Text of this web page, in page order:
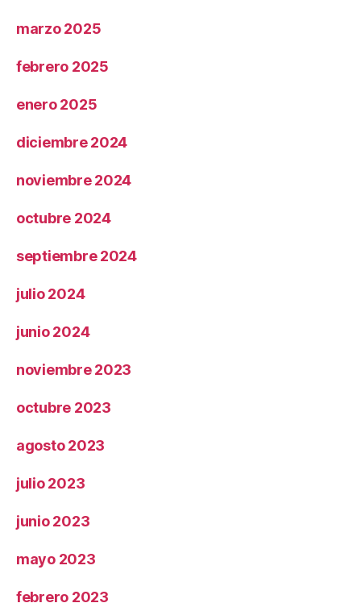
marzo 2025
febrero 2025
enero 2025
diciembre 2024
noviembre 2024
octubre 2024
septiembre 2024
julio 2024
junio 2024
noviembre 2023
octubre 2023
agosto 2023
julio 2023
junio 2023
mayo 2023
febrero 2023